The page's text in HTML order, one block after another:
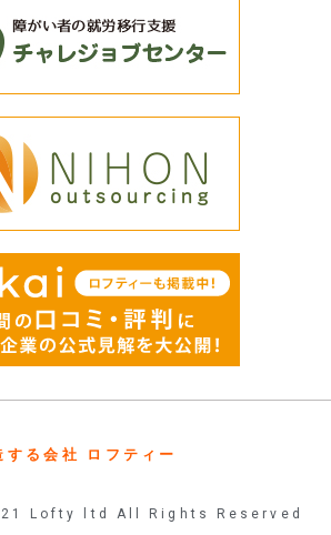
する会社 ロフティー
Lofty ltd All Rights Reserved